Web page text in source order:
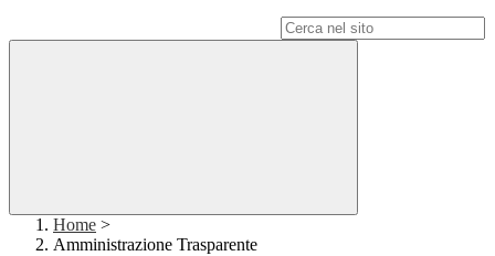
Home >
Amministrazione Trasparente